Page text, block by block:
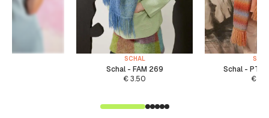
SCHAL
Schal - FAM 269
€3.50
Schal - PTO
€